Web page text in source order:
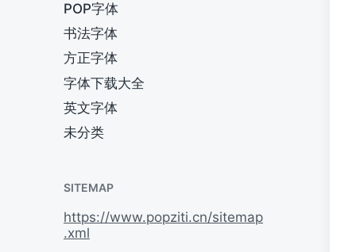
POP字体
书法字体
方正字体
字体下载大全
英文字体
未分类
SITEMAP
https://www.popziti.cn/sitemap
.xml